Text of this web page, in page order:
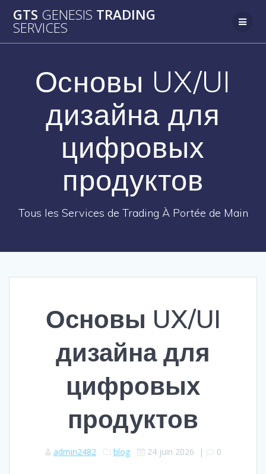
au
GTS GENESIS TRADING
SERVICES
Основы UX/UI
дизайна для
цифровых
продуктов
Tous les Services de Trading À Portée de Main
Основы UX/UI
дизайна для
цифровых
продуктов
admin2482 blog 24 juin 2026 | 0